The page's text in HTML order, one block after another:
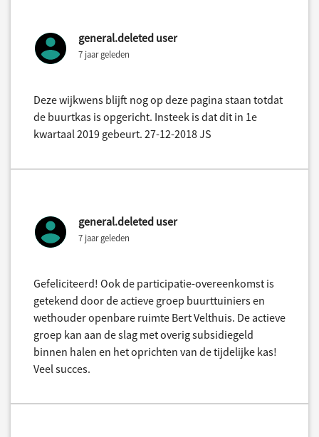
general.deleted user
7 jaar geleden
Deze wijkwens blijft nog op deze pagina staan totdat
de buurtkas is opgericht. Insteek is dat dit in 1e
kwartaal 2019 gebeurt. 27-12-2018 JS
general.deleted user
7 jaar geleden
Gefeliciteerd! Ook de participatie-overeenkomst is
getekend door de actieve groep buurttuiniers en
wethouder openbare ruimte Bert Velthuis. De actieve
groep kan aan de slag met overig subsidiegeld
binnen halen en het oprichten van de tijdelijke kas!
Veel succes.